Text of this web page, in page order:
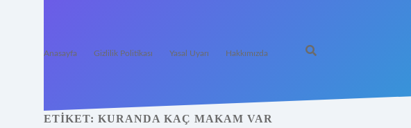
Anasayfa Gizlilik Politikası Yasal Uyarı Hakkımızda
ETIKET: KURANDA KAÇ MAKAM VAR